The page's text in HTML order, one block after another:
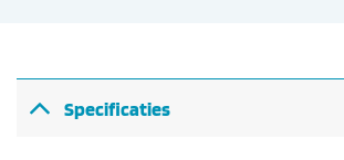
Specificaties